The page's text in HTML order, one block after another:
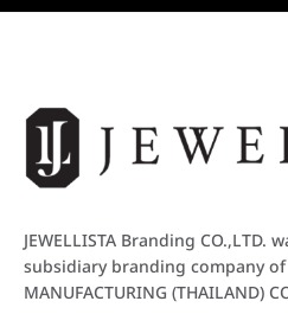
JEWELLISTA Branding CO.,LTD.
subsidiary branding company of
MANUFACTURING (THAILAND)